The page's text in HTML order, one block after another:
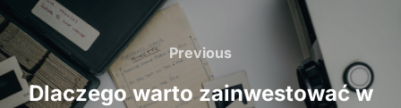
Nawigacja
wpisu
Previous
Previous
Dlaczego warto zainwestować w